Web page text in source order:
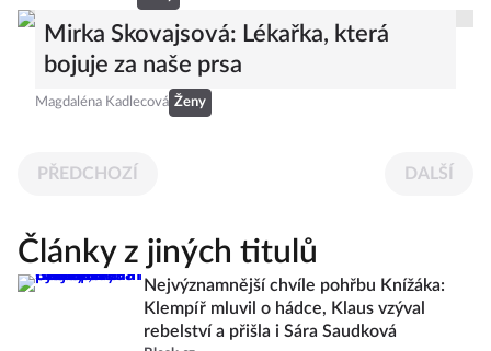
Mirka Skovajsová: Lékařka, která
bojuje za naše prsa
Magdaléna Kadlecová Ženy
PŘEDCHOZÍ DALŠÍ
Články z jiných titulů
Nejvýznamnější chvíle pohřbu Knížáka:
Klempíř mluvil o hádce, Klaus vzýval
rebelství a přišla i Sára Saudková